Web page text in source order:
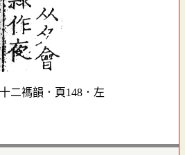
二禡韻．頁148．左